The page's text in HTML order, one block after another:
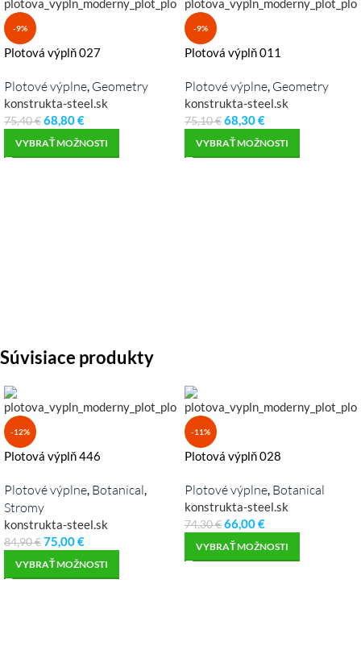
-9%
Plotová výplň 027
Plotové výplne, Geometry
konstrukta-steel.sk
75,40€68,80€
VYBRAŤ MOŽNOSTI
-9%
Plotová výplň 011
Plotové výplne, Geometry
konstrukta-steel.sk
75,10€68,30€
VYBRAŤ MOŽNOSTI
Súvisiace produkty
-12%
Plotová výplň 446
Plotové výplne, Botanical,
Stromy
konstrukta-steel.sk
84,90€75,00€
VYBRAŤ MOŽNOSTI
-11%
Plotová výplň 028
Plotové výplne, Botanical
konstrukta-steel.sk
74,30€66,00€
VYBRAŤ MOŽNOSTI